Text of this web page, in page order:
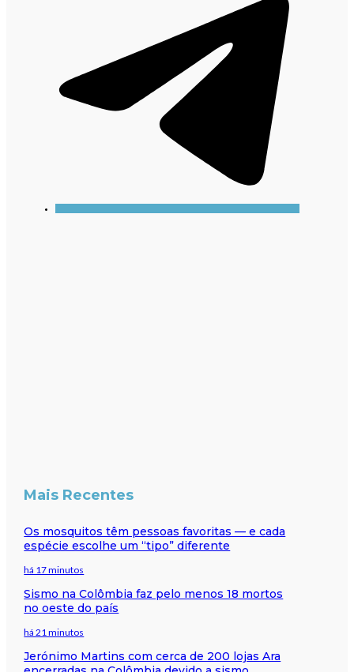
Mais Recentes
Os mosquitos têm pessoas favoritas — e cada
espécie escolhe um “tipo” diferente
há 17 minutos
Sismo na Colômbia faz pelo menos 18 mortos
no oeste do país
há 21 minutos
Jerónimo Martins com cerca de 200 lojas Ara